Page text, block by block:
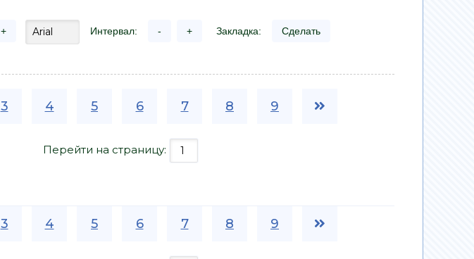
+ Интервал: - + Закладка: Сделать
3 4 5 6 7 8 9
Перейти на страницу:
3 4 5 6 7 8 9